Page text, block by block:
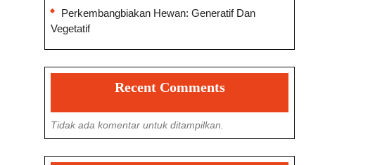
Perkembangbiakan Hewan: Generatif Dan
Vegetatif
Recent Comments
Tidak ada komentar untuk ditampilkan.